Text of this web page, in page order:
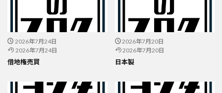
2026年7月24日
2026年7月24日
借地権売買
2026年7月20日
2026年7月20日
日本製